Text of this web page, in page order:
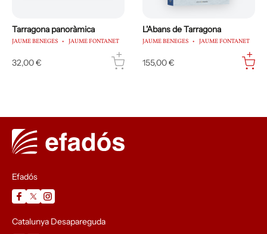
Tarragona panoràmica
JAUME BENEGES JAUME FONTANET
32,00 €
L'Abans de Tarragona
JAUME BENEGES JAUME FONTANET
155,00 €
Efadós
Catalunya Desapareguda